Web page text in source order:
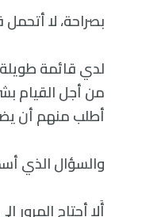
بصراحة، لا أتحمل
لدي قائمة طويلة
من أجل القيام
أطلب منهم أن
والسؤال الذي
أَلا أحتاج